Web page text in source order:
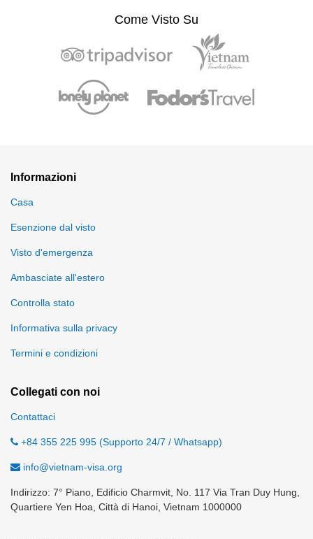
Come Visto Su
Informazioni
Casa
Esenzione dal visto
Visto d'emergenza
Ambasciate all'estero
Controlla stato
Informativa sulla privacy
Termini e condizioni
Collegati con noi
Contattaci
+84 355 225 995 (Supporto 24/7 / Whatsapp)
info@vietnam-visa.org
Indirizzo: 7° Piano, Edificio Charmvit, No. 117 Via Tran Duy Hung,
Quartiere Yen Hoa, Città di Hanoi, Vietnam 1000000